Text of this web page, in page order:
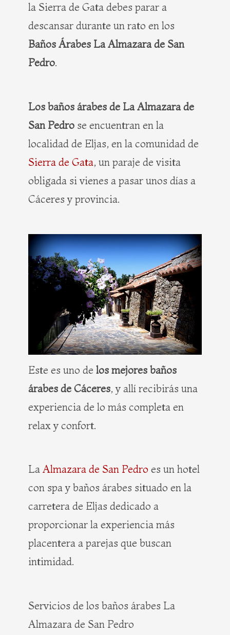
la Sierra de Gata debes parar a
descansar durante un rato en los
Baños Árabes La Almazara de San
Pedro.
Los baños árabes de La Almazara de
San Pedro se encuentran en la
localidad de Eljas, en la comunidad de
Sierra de Gata, un paraje de visita
obligada si vienes a pasar unos días a
Cáceres y provincia.
Este es uno de los mejores baños
árabes de Cáceres, y allí recibirás una
experiencia de lo más completa en
relax y confort.
La Almazara de San Pedro es un hotel
con spa y baños árabes situado en la
carretera de Eljas dedicado a
proporcionar la experiencia más
placentera a parejas que buscan
intimidad.
Servicios de los baños árabes La
Almazara de San Pedro